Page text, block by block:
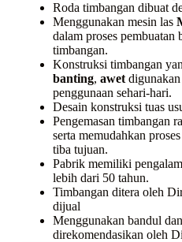
Roda timbangan dibuat
Menggunakan mesin las
dalam proses pembuatan
timbangan.
Konstruksi timbangan
banting, awetdigunakan
penggunaan sehari-hari.
Desain konstruksi tuas
Pengemasan timbangan
serta memudahkan
tiba tujuan.
Pabrik memiliki
lebih dari 50 tahun.
Timbangan ditera oleh
dijual
Menggunakan bandul
direkomendasikan oleh